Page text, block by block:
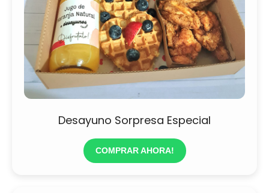
Desayuno Sorpresa Especial
COMPRAR AHORA!